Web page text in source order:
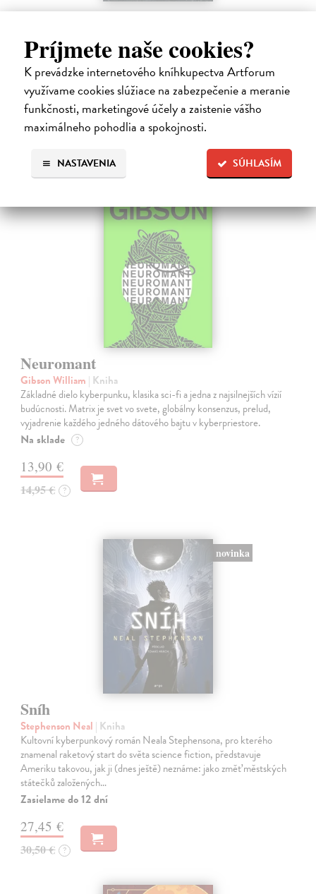
Príjmete naše cookies?
K prevádzke internetového kníhkupectva Artforum
využívame cookies slúžiace na zabezpečenie a meranie
funkčnosti, marketingové účely a zaistenie vášho
maximálneho pohodlia a spokojnosti.
SÚHLASÍM
NASTAVENIA
Pád Gondolinu
Legenda o páde Gondolinu hovorí o boji dvoch najväčších mocností
sveta. Zlo predstavuje Morgoth, najhorší zo všetkých, vodca
obrovských armád, ktoré riadi zo svojej železnej pevnosti.
Na sklade ?
18,55 €
Neuromant
Gibson William | Kniha
Základné dielo kyberpunku, klasika sci-fi a jedna z najsilnejších vízií
budúcnosti. Matrix je svet vo svete, globálny konsenzus, prelud,
vyjadrenie každého jedného dátového bajtu v kyberpriestore.
Na sklade ?
13,90 €
14,95 € ?
novinka
Sníh
Stephenson Neal | Kniha
Kultovní kyberpunkový román Neala Stephensona, pro kterého
znamenal raketový start do světa science fiction, představuje
Ameriku takovou, jak ji (dnes ještě) neznáme: jako změť městských
státečků založených…
Zasielame do 12 dní
27,45 €
30,50 € ?